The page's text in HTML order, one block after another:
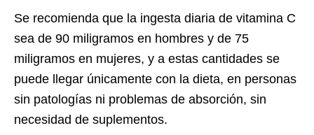
Se recomienda que la ingesta diaria de vitamina C
sea de 90 miligramos en hombres y de 75
miligramos en mujeres, y a estas cantidades se
puede llegar únicamente con la dieta, en personas
sin patologías ni problemas de absorción, sin
necesidad de suplementos.